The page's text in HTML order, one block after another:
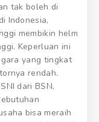
tak boleh di
Indonesia,
membikin helm
Keperluan ini
yang tingkat
rendah.
dari BSN,
bisa meraih